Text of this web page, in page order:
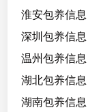
淮安包养信息
深圳包养信息
温州包养信息
湖北包养信息
湖南包养信息